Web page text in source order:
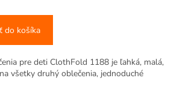
do košíka
pre deti ClothFold 1188 je ľahká, malá,
všetky druhý oblečenia, jednoduché